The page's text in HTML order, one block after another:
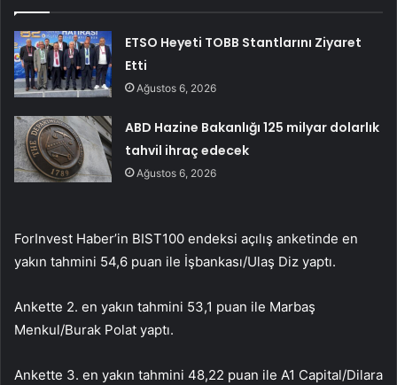
ETSO Heyeti TOBB Stantlarını Ziyaret
Etti
Ağustos 6, 2026
ABD Hazine Bakanlığı 125 milyar dolarlık
tahvil ihraç edecek
Ağustos 6, 2026
ForInvest Haber’in BIST100 endeksi açılış anketinde en
yakın tahmini 54,6 puan ile İşbankası/Ulaş Diz yaptı.
Ankette 2. en yakın tahmini 53,1 puan ile Marbaş
Menkul/Burak Polat yaptı.
Ankette 3. en yakın tahmini 48,22 puan ile A1 Capital/Dilara